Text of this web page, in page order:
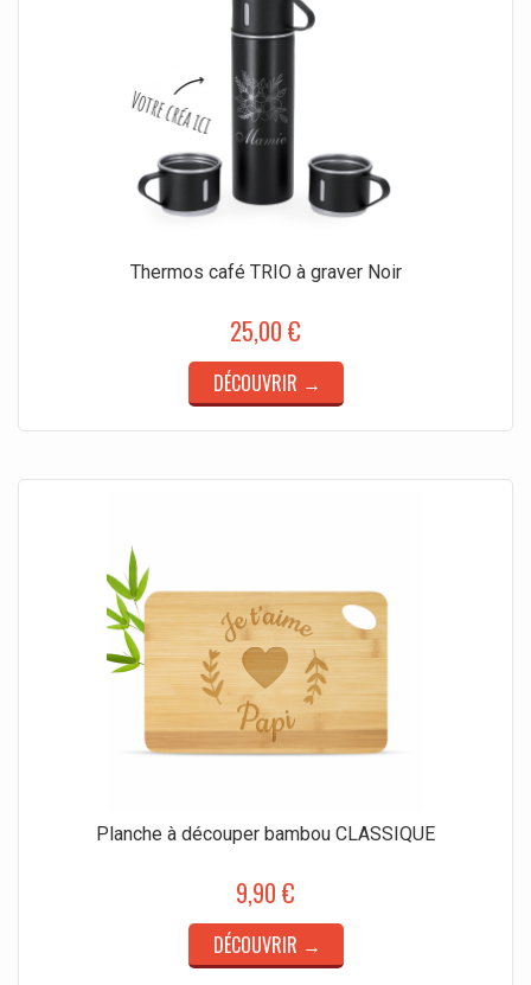
Thermos café TRIO à graver Noir
25,00 €
DÉCOUVRIR →
Planche à découper bambou CLASSIQUE
9,90 €
DÉCOUVRIR →